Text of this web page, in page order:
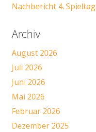
Nachbericht 4. Spieltag
Archiv
August 2026
Juli 2026
Juni 2026
Mai 2026
Februar 2026
Dezember 2025